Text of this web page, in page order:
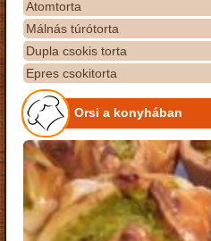
Atomtorta
Málnás túrótorta
Dupla csokis torta
Epres csokitorta
Orsi a konyhában